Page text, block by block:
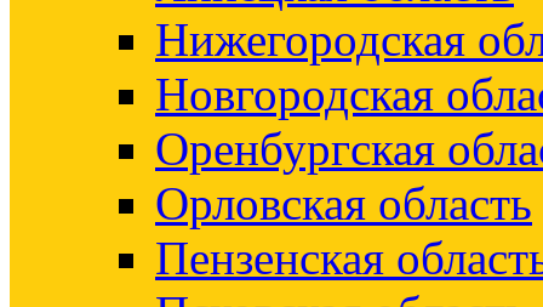
Нижегородская
Новгородская
Оренбургская
Орловская область
Пензенская